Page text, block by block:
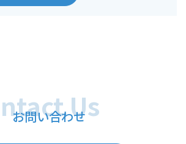
お問い合わせ